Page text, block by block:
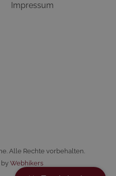
Impressum
Alle Rechte vorbehalten.
Webhikers